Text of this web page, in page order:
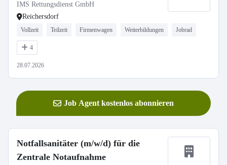
IMS Rettungsdienst GmbH
Reichersdorf
Vollzeit Teilzeit Firmenwagen Weiterbildungen Jobrad
4
28.07.2026
Job Agent kostenlos abonnieren
Notfallsanitäter (m/w/d) für die
Zentrale Notaufnahme